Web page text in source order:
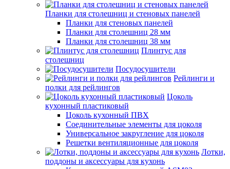
Планки для столешниц и стеновых панелей
Планки для стеновых панелей
Планки для столешниц 28 мм
Планки для столешниц 38 мм
Плинтус для
столешниц
Посудосушители
Рейлинги и
полки для рейлингов
Цоколь
кухонный пластиковый
Цоколь кухонный ПВХ
Соединительные элементы для цоколя
Универсальное закругление для цоколя
Решетки вентиляционные для цоколя
Лотки,
поддоны и аксессуары для кухонь